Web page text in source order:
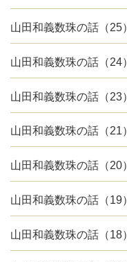
山田和義数珠の話（
山田和義数珠の話（
山田和義数珠の話（
山田和義数珠の話（
山田和義数珠の話（
山田和義数珠の話（19
山田和義数珠の話（18